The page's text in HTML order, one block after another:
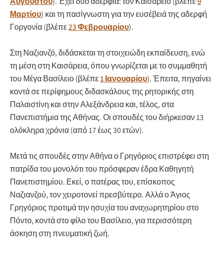
Μαρτίου) και τη πασίγνωστη για την ευσέβειά της αδερφή
Γοργονία (βλέπε23 Φεβρουαρίου).
Στη Ναζιανζό, διδάσκεται τη στοιχειώδη εκπαίδευση, ενώ
τη μέση στη Καισάρεια, όπου γνωρίζεται με το συμμαθητή
του Μέγα Βασίλειο (βλέπε1 Ιανουαρίου). Έπειτα, πηγαίνει
κοντά σε περίφημους διδασκάλους της ρητορικής στη
Παλαιστίνη και στην Αλεξάνδρεια και, τέλος, στα
Πανεπιστήμια της Αθήνας. Οι σπουδές του διήρκεσαν 13
ολόκληρα χρόνια (από 17 έως 30 ετών).
Μετά τις σπουδές στην Αθήνα ο Γρηγόριος επιστρέφει στη
πατρίδα του μονολότι του πρόσφεραν έδρα Καθηγητή
Πανεπιστημίου. Εκεί, ο πατέρας του, επίσκοπος
Ναζιανζού, τον χειροτονεί πρεσβύτερο. Αλλά ο Άγιος
Γρηγόριος προτιμά την ησυχία του αναχωρητηρίου στο
Πόντο, κοντά στο φίλο του Βασίλειο, για περισσότερη
άσκηση στη πνευματική ζωή.